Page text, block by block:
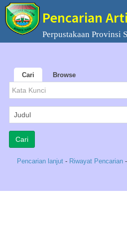
Pencarian
Perpustakaan Provinsi
Cari Browse
Pencarian lanjut - Riwayat Pencarian -